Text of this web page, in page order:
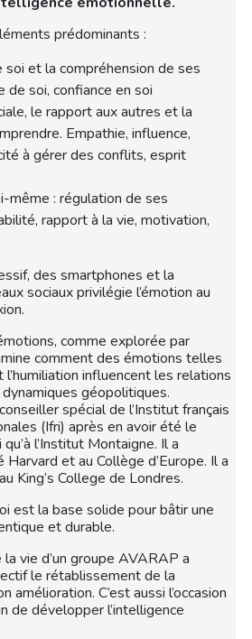
prédominants :
soi et la compréhension de ses
de soi, confiance en soi
le rapport aux autres et la
Empathie, influence,
à gérer des conflits, esprit
même : régulation de ses
rapport à la vie, motivation,
des smartphones et la
sociaux privilégie l’émotion au
comme explorée par
comment des émotions telles
l’humiliation influencent les relations
géopolitiques.
spécial de l’Institut français
(Ifri) après en avoir été le
l’Institut Montaigne. Il a
Harvard et au Collège d’Europe. Il a
King’s College de Londres.
est la base solide pour bâtir une
et durable.
vie d’un groupe AVARAP a
le rétablissement de la
amélioration. C’est aussi l’occasion
de développer l’intelligence